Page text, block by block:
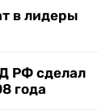
в лидеры
РФ сделал
года